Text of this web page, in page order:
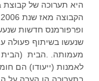
ופרפורמנס חדשות
שנעשו בשיתוף פעולה
מעמותה. .הבית (הבית
לאמנות (ייעודו) הם
בתערוכה הן הערה על